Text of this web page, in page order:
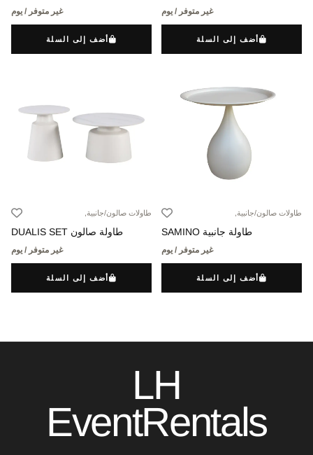
غير متوفر / يوم
أضف إلى السلة
غير متوفر / يوم
أضف إلى السلة
طاولات صالون/جانبية,
طاولة جانبية SAMINO
غير متوفر / يوم
أضف إلى السلة
طاولات صالون/جانبية,
طاولة صالون DUALIS SET
غير متوفر / يوم
أضف إلى السلة
LH
EventRentals